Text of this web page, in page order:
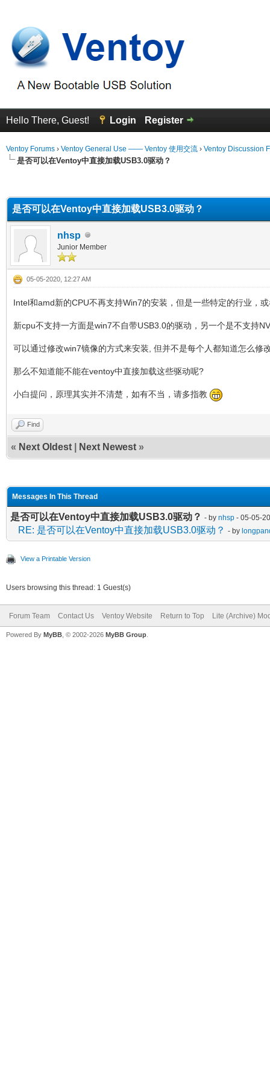
Hello There, Guest! Login Register
Ventoy Forums › Ventoy General Use —— Ventoy 使用交流 › Ventoy Discussion
是否可以在Ventoy中直接加载USB3.0驱动？
是否可以在Ventoy中直接加载USB3.0驱动？
nhsp
Junior Member
05-05-2020, 12:27 AM
Intel和amd新的CPU不再支持Win7的安装，但是一些特定的行业，
新cpu不支持一方面是win7不自带USB3.0的驱动，另一个是不支持
可以通过修改win7镜像的方式来安装, 但并不是每个人都知道怎么修
那么不知道能不能在ventoy中直接加载这些驱动呢?
小白提问，原理其实并不清楚，如有不当，请多指教
Find
« Next Oldest Next Newest »
Messages In This Thread
是否可以在Ventoy中直接加载USB3.0驱动？ - by nhsp - 05-05-
RE: 是否可以在Ventoy中直接加载USB3.0驱动？ - by
View a Printable Version
Users browsing this thread: 1 Guest(s)
Forum Team Contact Us Ventoy Website Return to Top Lite (Archive)
Powered By MyBB , © 2002-2026 MyBB Group